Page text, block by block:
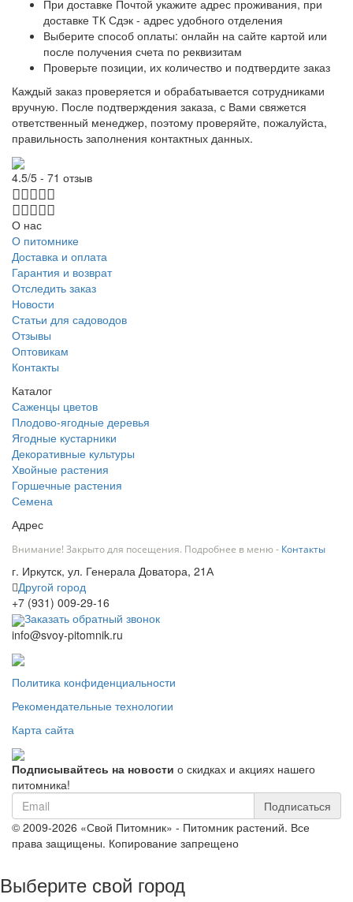
При доставке Почтой укажите адрес проживания, при
доставке ТК Сдэк - адрес удобного отделения
Выберите способ оплаты: онлайн на сайте картой или
после получения счета по реквизитам
Проверьте позиции, их количество и подтвердите заказ
Каждый заказ проверяется и обрабатывается сотрудниками
вручную. После подтверждения заказа, с Вами свяжется
ответственный менеджер, поэтому проверяйте, пожалуйста,
правильность заполнения контактных данных.
4.5/5 - 71 отзыв
О нас
О питомнике
Доставка и оплата
Гарантия и возврат
Отследить заказ
Новости
Статьи для садоводов
Отзывы
Оптовикам
Контакты
Каталог
Саженцы цветов
Плодово-ягодные деревья
Ягодные кустарники
Декоративные культуры
Хвойные растения
Горшечные растения
Семена
Адрес
Внимание! Закрыто для посещения. Подробнее в меню - Контакты
г. Иркутск, ул. Генерала Доватора, 21А
Другой город
+7 (931) 009-29-16
Заказать обратный звонок
info@svoy-pitomnik.ru
Политика конфиденциальности
Рекомендательные технологии
Карта сайта
Подписывайтесь на новости о скидках и акциях нашего
питомника!
Подписаться
© 2009-2026 «Свой Питомник» - Питомник растений. Все
права защищены. Копирование запрещено
Выберите свой город